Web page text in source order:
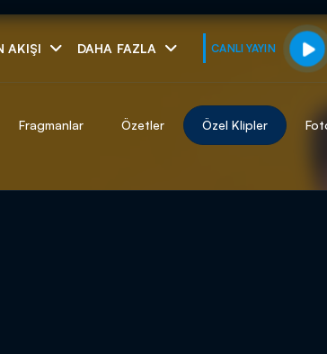
AKIŞI DAHA FAZLA CANLI YAYIN
muhteşem ikili
Fragmanlar Özetler Özel Klipler